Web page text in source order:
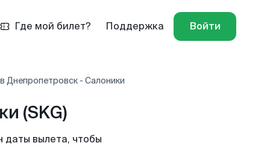
Где мой билет? Поддержка Войти
Днепропетровск - Салоники
(SKG)
даты вылета, чтобы